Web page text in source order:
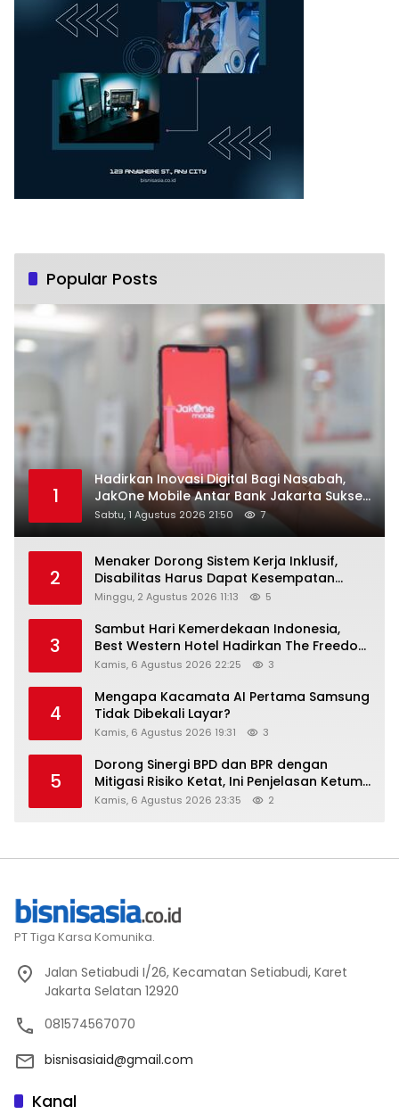
Popular Posts
1
Hadirkan Inovasi Digital Bagi Nasabah,
JakOne Mobile Antar Bank Jakarta Sukses
Raih Digital Excellence Awards 2026
Sabtu, 1 Agustus 2026 21:50 7
2
Menaker Dorong Sistem Kerja Inklusif,
Disabilitas Harus Dapat Kesempatan
Setara
Minggu, 2 Agustus 2026 11:13 5
3
Sambut Hari Kemerdekaan Indonesia,
Best Western Hotel Hadirkan The Freedom
Stay Diskon Hingga 45%
Kamis, 6 Agustus 2026 22:25 3
4
Mengapa Kacamata AI Pertama Samsung
Tidak Dibekali Layar?
Kamis, 6 Agustus 2026 19:31 3
5
Dorong Sinergi BPD dan BPR dengan
Mitigasi Risiko Ketat, Ini Penjelasan Ketum
Asbanda
Kamis, 6 Agustus 2026 23:35 2
PT Tiga Karsa Komunika.
Jalan Setiabudi I/26, Kecamatan Setiabudi, Karet
Jakarta Selatan 12920
081574567070
bisnisasiaid@gmail.com
Kanal